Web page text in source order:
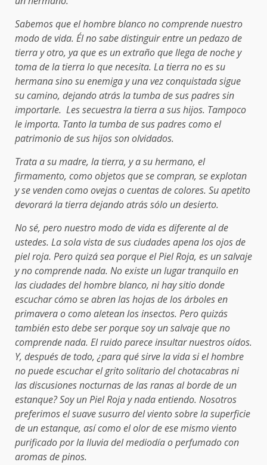
Sabemos que el hombre blanco no comprende nuestro
modo de vida. Él no sabe distinguir entre un pedazo de
tierra y otro, ya que es un extraño que llega de noche y
toma de la tierra lo que necesita. La tierra no es su
hermana sino su enemiga y una vez conquistada sigue
su camino, dejando atrás la tumba de sus padres sin
importarle. Les secuestra la tierra a sus hijos. Tampoco
le importa. Tanto la tumba de sus padres como el
patrimonio de sus hijos son olvidados.
Trata a su madre, la tierra, y a su hermano, el
firmamento, como objetos que se compran, se explotan
y se venden como ovejas o cuentas de colores. Su apetito
devorará la tierra dejando atrás sólo un desierto.
No sé, pero nuestro modo de vida es diferente al de
ustedes. La sola vista de sus ciudades apena los ojos de
piel roja. Pero quizá sea porque el Piel Roja, es un salvaje
y no comprende nada. No existe un lugar tranquilo en
las ciudades del hombre blanco, ni hay sitio donde
escuchar cómo se abren las hojas de los árboles en
primavera o como aletean los insectos. Pero quizás
también esto debe ser porque soy un salvaje que no
comprende nada. El ruido parece insultar nuestros oídos.
Y, después de todo, ¿para qué sirve la vida si el hombre
no puede escuchar el grito solitario del chotacabras ni
las discusiones nocturnas de las ranas al borde de un
estanque? Soy un Piel Roja y nada entiendo. Nosotros
preferimos el suave susurro del viento sobre la superficie
de un estanque, así como el olor de ese mismo viento
purificado por la lluvia del mediodía o perfumado con
aromas de pinos.